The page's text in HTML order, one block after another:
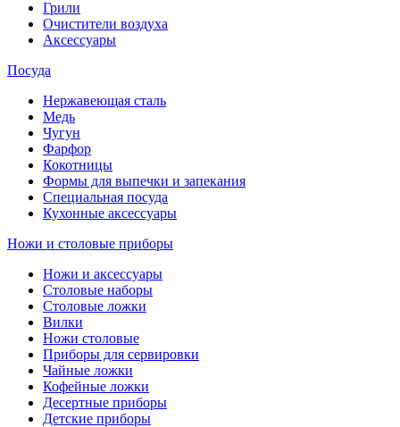
Грили
Очистители воздуха
Аксессуары
Посуда
Нержавеющая сталь
Медь
Чугун
Фарфор
Кокотницы
Формы для выпечки и запекания
Специальная посуда
Кухонные аксессуары
Ножи и столовые приборы
Ножи и аксессуары
Столовые наборы
Столовые ложки
Вилки
Ножи столовые
Приборы для сервировки
Чайные ложки
Кофейные ложки
Десертные приборы
Детские приборы